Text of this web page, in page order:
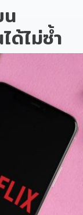
ด้ไม่ซ้ำ